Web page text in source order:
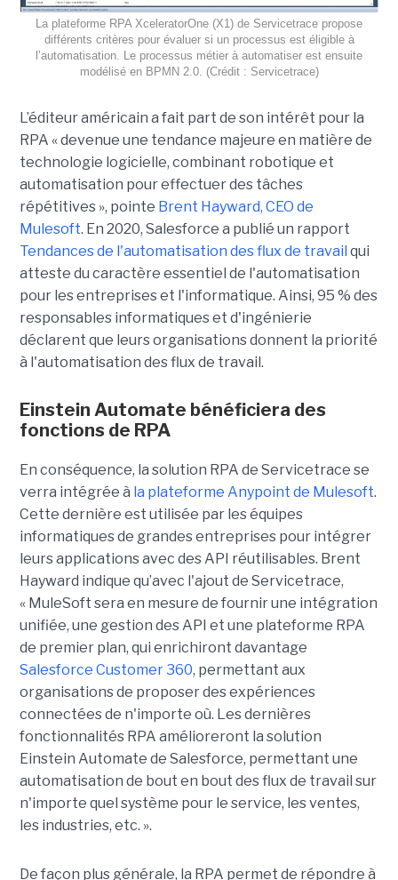
La plateforme RPA XceleratorOne (X1) de Servicetrace propose
différents critères pour évaluer si un processus est éligible à
l’automatisation. Le processus métier à automatiser est ensuite
modélisé en BPMN 2.0. (Crédit : Servicetrace)
L’éditeur américain a fait part de son intérêt pour la
RPA « devenue une tendance majeure en matière de
technologie logicielle, combinant robotique et
automatisation pour effectuer des tâches
répétitives », pointe Brent Hayward, CEO de
Mulesoft. En 2020, Salesforce a publié un rapport
Tendances de l'automatisation des flux de travail qui
atteste du caractère essentiel de l'automatisation
pour les entreprises et l'informatique. Ainsi, 95 % des
responsables informatiques et d'ingénierie
déclarent que leurs organisations donnent la priorité
à l'automatisation des flux de travail.
Einstein Automate bénéficiera des
fonctions de RPA
En conséquence, la solution RPA de Servicetrace se
verra intégrée à la plateforme Anypoint de Mulesoft.
Cette dernière est utilisée par les équipes
informatiques de grandes entreprises pour intégrer
leurs applications avec des API réutilisables. Brent
Hayward indique qu’avec l'ajout de Servicetrace,
« MuleSoft sera en mesure de fournir une intégration
unifiée, une gestion des API et une plateforme RPA
de premier plan, qui enrichiront davantage
Salesforce Customer 360, permettant aux
organisations de proposer des expériences
connectées de n'importe où. Les dernières
fonctionnalités RPA amélioreront la solution
Einstein Automate de Salesforce, permettant une
automatisation de bout en bout des flux de travail sur
n'importe quel système pour le service, les ventes,
les industries, etc. ».
De façon plus générale, la RPA permet de répondre à